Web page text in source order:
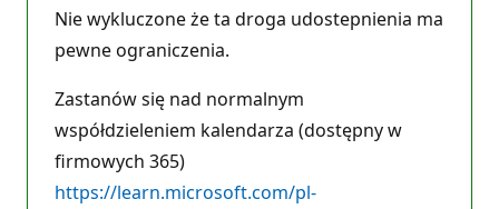
t
y
r
e
u
t
a
Nie wykluczone że ta droga udostepnienia ma
pewne ograniczenia.
Zastanów się nad normalnym
współdzieleniem kalendarza (dostępny w
firmowych 365)
https://learn.microsoft.com/pl-